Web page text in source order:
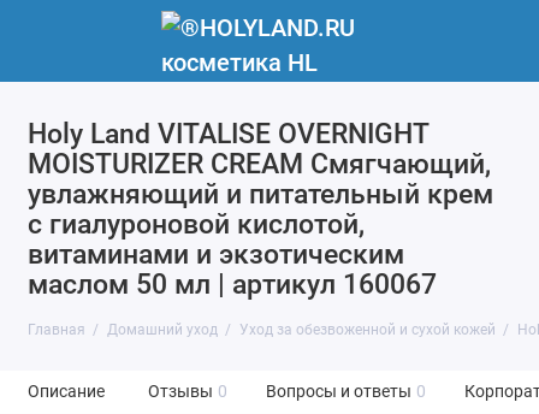
Holy Land VITALISE OVERNIGHT
MOISTURIZER CREAM Смягчающий,
увлажняющий и питательный крем
с гиалуроновой кислотой,
витаминами и экзотическим
маслом 50 мл | артикул 160067
Главная Домашний уход Уход за обезвоженной и сухой кожей
Описание Отзывы 0 Вопросы и ответы 0